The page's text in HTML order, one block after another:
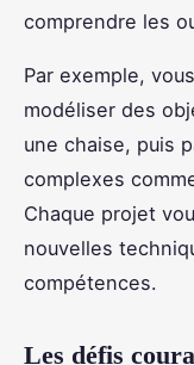
comprendre les
Par exemple,
modéliser des
une chaise, puis
complexes
Chaque projet
nouvelles
compétences.
Les défis